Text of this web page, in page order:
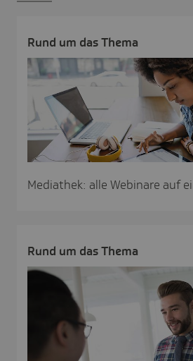
Rund um das Thema
Mediathek: alle Webinare auf
Rund um das Thema